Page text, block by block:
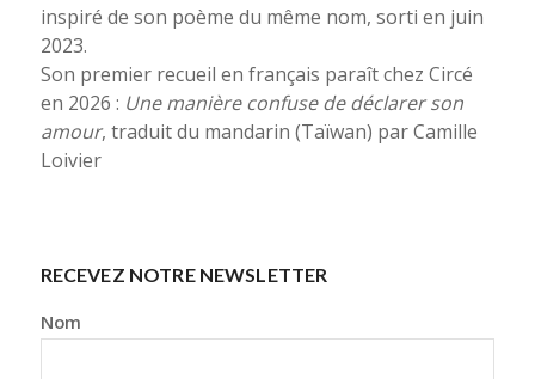
inspiré de son poème du même nom, sorti en juin
2023.
Son premier recueil en français paraît chez Circé
en 2026 : Une manière confuse dedéclarer son
amour, traduit du mandarin (Taïwan) par Camille
Loivier
RECEVEZ NOTRE NEWSLETTER
Nom